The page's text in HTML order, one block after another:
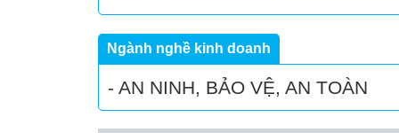
Ngành nghề kinh doanh
- AN NINH, BẢO VỆ, AN TOÀN